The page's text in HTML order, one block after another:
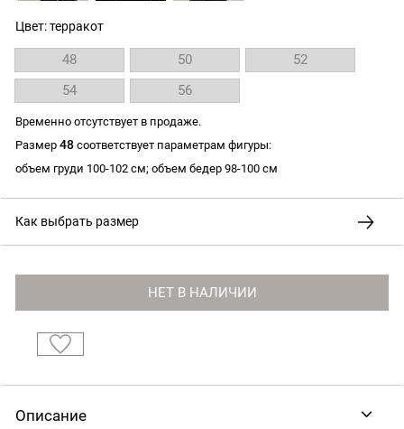
Цвет: терракот
48 50
52
54
56
Временно отсутствует в продаже.
Размер 48 соответствует параметрам фигуры:
объем груди 100-102 см; объем бедер 98-100 см
Как выбрать размер
НЕТ В НАЛИЧИИ
Описание